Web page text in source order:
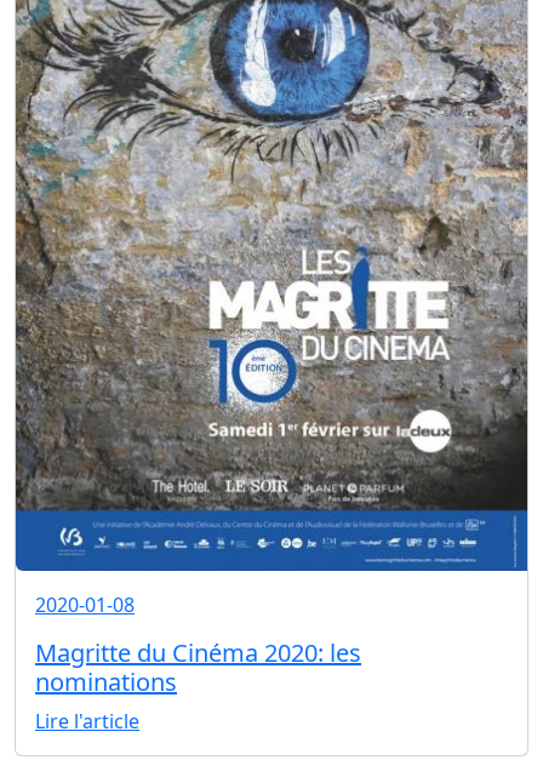
2020-01-08
Magritte du Cinéma 2020: les
nominations
Lire l'article